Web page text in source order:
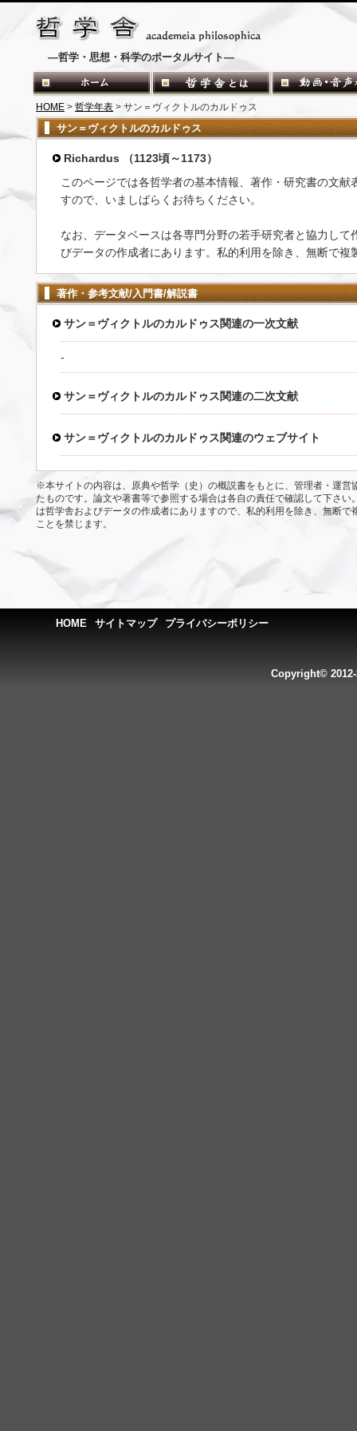
―哲学・思想・科学のポータルサイト―
HOME > 哲学年表 > サン＝ヴィクトルのカルドゥス
サン＝ヴィクトルのカルドゥス
Richardus （1123頃～1173）
このページでは各哲学者の基本情報、著作・研究書の文
すので、いましばらくお待ちください。
なお、データベースは各専門分野の若手研究者と協力し
びデータの作成者にあります。私的利用を除き、無断で複
著作・参考文献/入門書/解説書
サン＝ヴィクトルのカルドゥス関連の一次文献
-
サン＝ヴィクトルのカルドゥス関連の二次文献
サン＝ヴィクトルのカルドゥス関連のウェブサイト
※本サイトの内容は、原典や哲学（史）の概説書をもとに、管理者・運営
たものです。論文や著書等で参照する場合は各自の責任で確認して下さい
は哲学舎およびデータの作成者にありますので、私的利用を除き、無断で
ことを禁じます。
HOME サイトマップ プライバシーポリシー
Copyright©